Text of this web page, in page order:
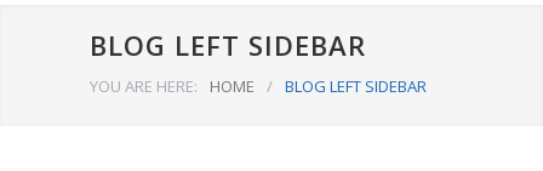
BLOG LEFT SIDEBAR
YOU ARE HERE: HOME / BLOG LEFT SIDEBAR